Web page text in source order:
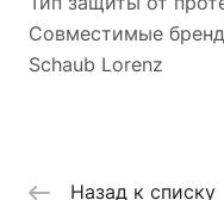
Совместимые
Schaub Lorenz
Назад к списку